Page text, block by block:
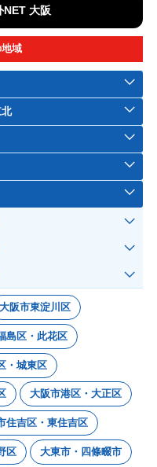
NET 大阪
域
大阪市東淀川区
島区・此花区
・城東区
大阪市港区・大正区
住吉区・東住吉区
区 大東市・四條畷市